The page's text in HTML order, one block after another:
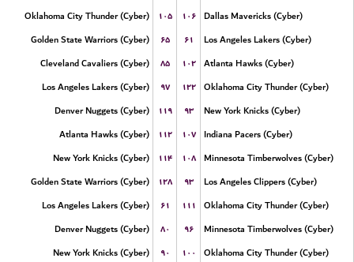
Oklahoma City Thunder (Cyber)
۱۰۵ ۱۰۶
Dallas Mavericks (Cyber)
Golden State Warriors (Cyber)
۶۵ ۶۱
Los Angeles Lakers (Cyber)
Cleveland Cavaliers (Cyber)
۸۵ ۱۰۲ Atlanta Hawks (Cyber)
Los Angeles Lakers (Cyber)
۹۷ ۱۲۲ Oklahoma City Thunder (Cyber)
Denver Nuggets (Cyber)
۱۱۹ ۹۳
New York Knicks (Cyber)
Atlanta Hawks (Cyber)
۱۱۲ ۱۰۷
Indiana Pacers (Cyber)
New York Knicks (Cyber)
۱۱۴ ۱۰۸
Minnesota Timberwolves (Cyber)
Golden State Warriors (Cyber)
۱۲۸ ۹۳
Los Angeles Clippers (Cyber)
Los Angeles Lakers (Cyber)
۶۱ ۱۱۱ Oklahoma City Thunder (Cyber)
Denver Nuggets (Cyber)
۸۰ ۹۶
Minnesota Timberwolves (Cyber)
New York Knicks (Cyber)
۹۰ ۱۰۰
Oklahoma City Thunder (Cyber)